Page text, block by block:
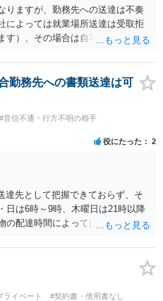
りますが、勤務先への送達は不奏
によっては就業場所送達は受取拒
す）、その場合は自宅の住所調査
勤務先への書類送達は可
#音信不通・行方不明の相手
役にたった 2
達先として把握できておらず、そ
日は6時～9時、木曜日は21時以降
の配達時間によっては受け取りが
りますが、感覚的には郵便局を動
申し立てる必要があるかもしれま
殊すぎて）就業場所送達を認めな
は費用もかかりますので、まず
ライベート
#契約書・借用書なし